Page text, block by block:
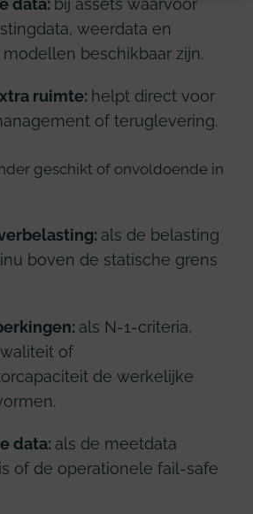
weerdata en
beschikbaar zijn.
ruimte: helpt direct voor
of teruglevering.
geschikt of onvoldoende in
als de belasting
boven de statische grens
als N-1-criteria,
of
de werkelijke
data: als de meetdata
of de operationele fail-safe